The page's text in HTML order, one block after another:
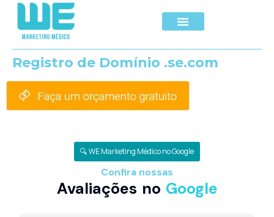
Registro de Domínio .se.com
🔍 WE Marketing Médico no Google
Confira nossas
Avaliações no Google